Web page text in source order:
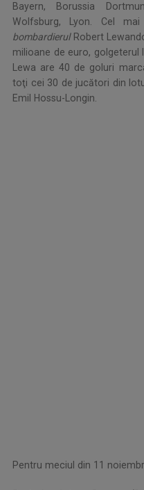
Bayern, Borussia
Wolfsburg, Lyon. Cel
bombardierulRobert
milioane de euro, golgeterul
Lewa are 40 de goluri
toţi cei 30 de jucători din
Emil Hossu-Longin.
Pentru meciul din 11